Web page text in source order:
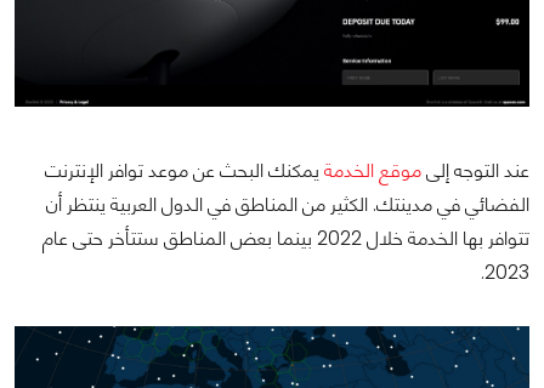
عند التوجه إلىموقع الخدمة يمكنك البحث عن موعد توافر الإنترنت
الفضائي في مدينتك. الكثير من المناطق في الدول العربية ينتظر أن
تتوافر بها الخدمة خلال 2022 بينما بعض المناطق ستتأخر حتى عام
2023.